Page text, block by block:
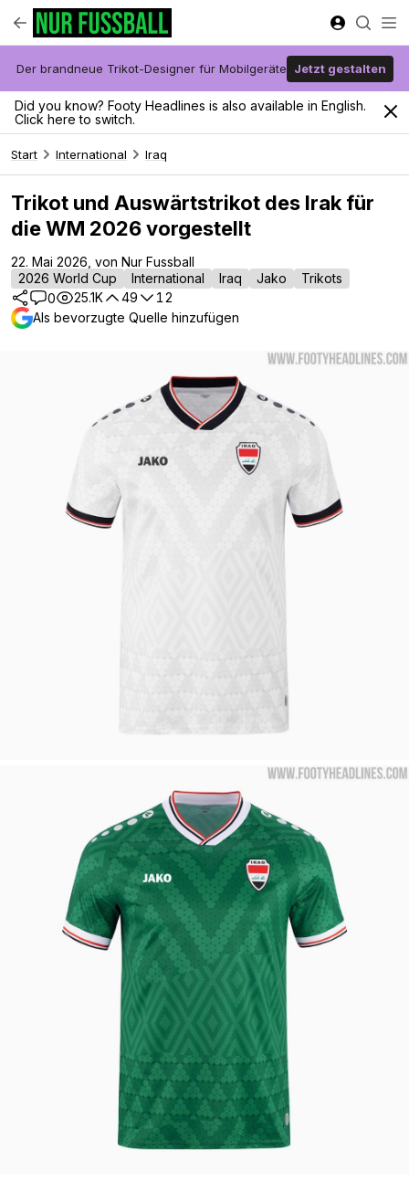
Der brandneue Trikot-Designer für Mobilgeräte Jetzt gestalten
Did you know? Footy Headlines is also available in English.
Click here to switch.
Start International Iraq
Trikot und Auswärtstrikot des Irak für
die WM 2026 vorgestellt
22. Mai 2026, von Nur Fussball
2026 World Cup
International Iraq Jako
Trikots
0
25.1K 49
12
Als bevorzugte Quelle hinzufügen